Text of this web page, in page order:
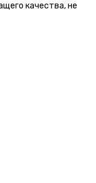
качества, не